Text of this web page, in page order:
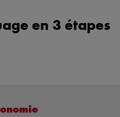
en 3 étapes